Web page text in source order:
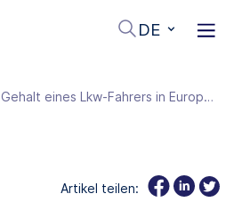
DE
Gehalt eines Lkw-Fahrers in Europa: Was Flottenbetreiber 2026 wissen müssen
Artikel teilen: